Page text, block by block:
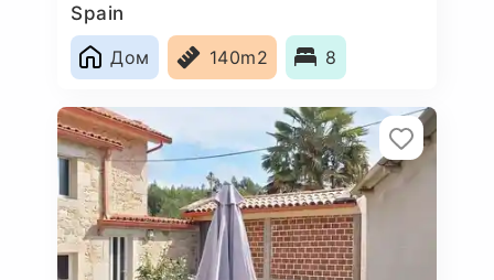
Spain
Дом
140m2 8